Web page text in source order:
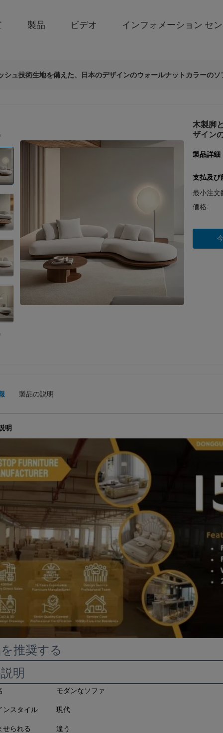
製品 ビデオ インフォメーション セ
シュ技術生地を備えた、日本のデザインのウォールナットカラーのソ
木製脚
ザイン
製品詳細
支払及び
最小注文
価格:
製品の説明
明
推奨する
明
モダンなソファ
ンスタイル 現代
せられる 違う